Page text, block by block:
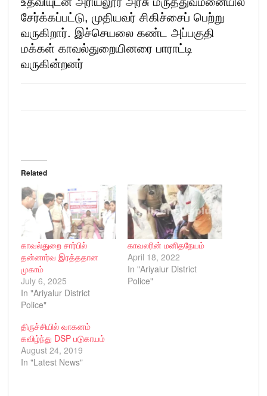
சேர்க்கப்பட்டு, முதியவர் சிகிச்சைப் பெற்று
வருகிறார். இச்செயலை கண்ட அப்பகுதி
மக்கள் காவல்துறையினரை பாராட்டி
வருகின்றனர்
Related
காவல்துறை சார்பில்
தன்னார்வ இரத்ததான
முகாம்
July 6, 2025
In "Ariyalur District
Police"
காவலரின் மனிதநேயம்
April 18, 2022
In "Ariyalur District
Police"
திருச்சியில் வாகனம்
கவிழ்ந்து DSP படுகாயம்
August 24, 2019
In "Latest News"